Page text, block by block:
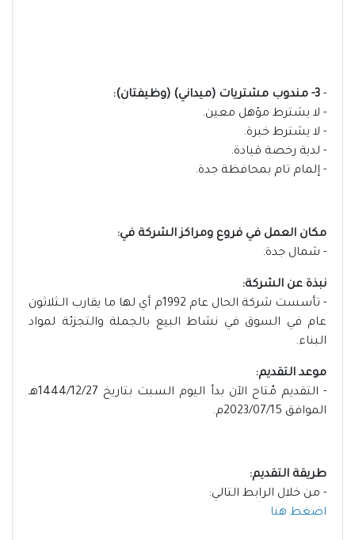
- 3- مندوب مشتريات (ميداني) (وظيفتان):
- لا يشترط مؤهل معين.
- لا يشترط خبرة.
- لدية رخصة قيادة.
- إلمام تام بمحافظة جدة.
مكان العمل في فروع ومراكز الشركة في:
- شمال جدة.
نبذة عن الشركة:
- تأسست شركة الحال عام 1992م أي لها ما يقارب الـثلاثون
عام في السوق في نشاط البيع بالجملة والتجزئة لمواد
البناء.
موعد التقديم:
- التقديم مُتاح الآن بدأ اليوم السبت بتاريخ 1444/12/27هـ
الموافق 2023/07/15م.
طريقة التقديم:
- من خلال الرابط التالي:
اضغط هنا